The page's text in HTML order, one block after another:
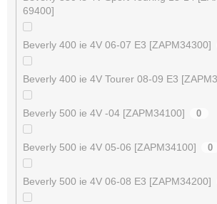
69400]
Beverly 400 ie 4V 06-07 E3 [ZAPM34300]
Beverly 400 ie 4V Tourer 08-09 E3
Beverly 500 ie 4V -04 [ZAPM34100] 0
Beverly 500 ie 4V 05-06 [ZAPM34100] 0
Beverly 500 ie 4V 06-08 E3 [ZAPM34200]